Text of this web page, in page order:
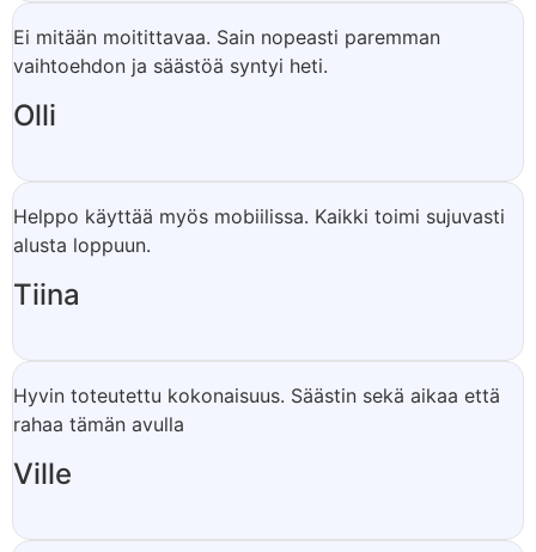
Ei mitään moitittavaa. Sain nopeasti paremman
vaihtoehdon ja säästöä syntyi heti.
Olli
Helppo käyttää myös mobiilissa. Kaikki toimi sujuvasti
alusta loppuun.
Tiina
Hyvin toteutettu kokonaisuus. Säästin sekä aikaa että
rahaa tämän avulla
Ville